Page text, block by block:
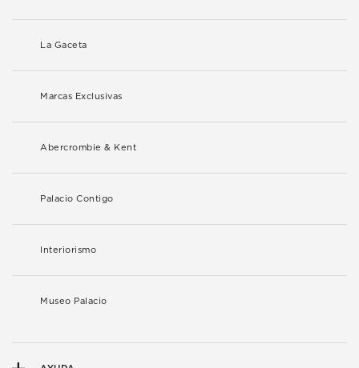
La Gaceta
Marcas Exclusivas
Abercrombie & Kent
Palacio Contigo
Interiorismo
Museo Palacio